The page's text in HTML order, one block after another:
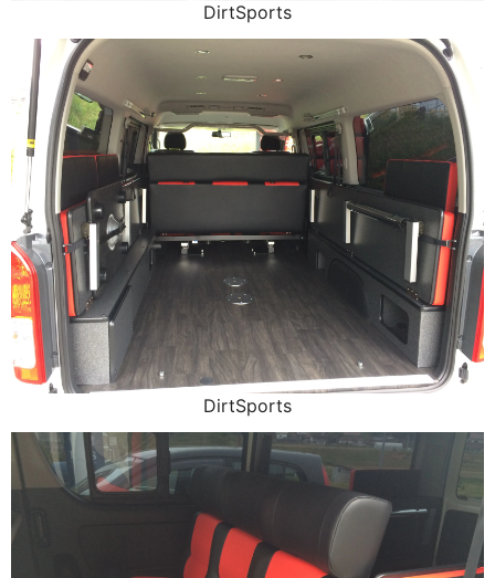
DirtSports
DirtSports